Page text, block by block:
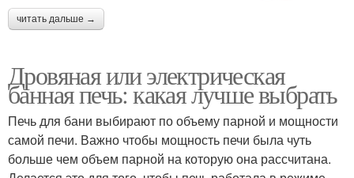
читать дальше →
Дровяная или электрическая
банная печь: какая лучше выбрать
Печь для бани выбирают по объему парной и мощности
самой печи. Важно чтобы мощность печи была чуть
больше чем объем парной на которую она рассчитана.